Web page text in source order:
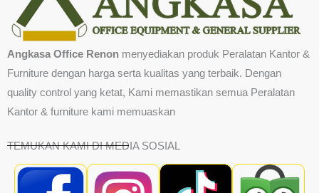
Angkasa Office Renon menyediakan produk Peralatan Kantor &
Furniture dengan harga serta kualitas yang terbaik. Dengan
quality control yang ketat, Kami memastikan semua Peralatan
Kantor & furniture kami memuaskan
TEMUKAN KAMI DI MEDIA SOSIAL